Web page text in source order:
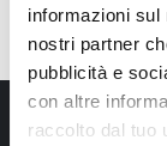
informazioni
nostri partner
pubblicità e
con altre
raccolto dal tuo
Iscriviti